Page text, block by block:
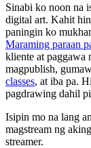
Sinabi ko noon na
digital art. Kahit
paningin ko
Maraming paraan
kliente at paggawa
magpublish,
classes, at iba pa.
pagdrawing dahil
Isipin mo na lang
magstream ng
streamer.